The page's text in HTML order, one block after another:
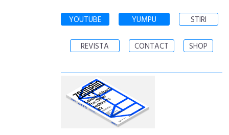
YOUTUBE YUMPU STIRI
REVISTA CONTACT SHOP